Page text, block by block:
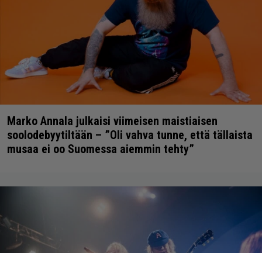
Marko Annala julkaisi viimeisen maistiaisen
soolodebyytiltään – ”Oli vahva tunne, että tällaista
musaa ei oo Suomessa aiemmin tehty”